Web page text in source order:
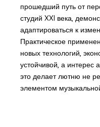
прошедший путь от
студий XXI века,
адаптироваться к
Практическое
новых технологий,
устойчивой, а интерес
это делает лютню не
элементом